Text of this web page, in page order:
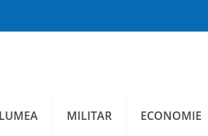
MILITAR ECONOMIE